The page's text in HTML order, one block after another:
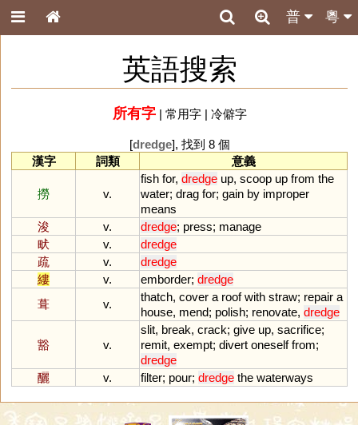
粵
普
英語搜索
所有字| 常用字| 冷僻字
[dredge], 找到 8 個
漢字
詞類 意義
撈 v.
fish for, dredge up, scoop up from the
water; drag for; gain by improper
means
浚
v. dredge; press; manage
畎
v.
dredge
疏
v.
dredge
縷
v. emborder; dredge
葺
v.
thatch, cover a roof with straw; repair a
house, mend; polish; renovate, dredge
豁 v.
slit, break, crack; give up, sacrifice;
remit, exempt; divert oneself from;
dredge
釃
v. filter; pour; dredge the waterways